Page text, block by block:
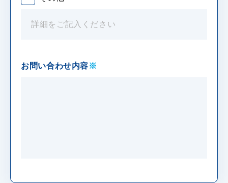
お問い合わせ内容※